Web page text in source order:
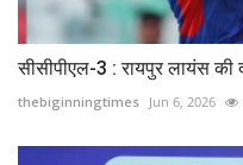
सीसीपीएल-3 : रायपुर लायंस
thebiginningtimes Jun 6, 2026